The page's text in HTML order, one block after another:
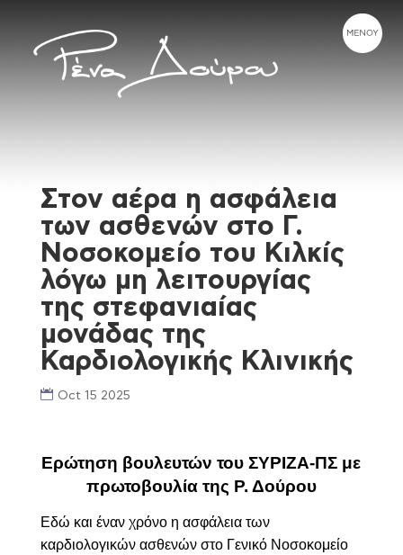
Στον αέρα η ασφάλεια
των ασθενών στο Γ.
Νοσοκομείο του Κιλκίς
λόγω μη λειτουργίας
της στεφανιαίας
μονάδας της
Καρδιολογικής Κλινικής
Oct 15 2025
Ερώτηση βουλευτών του ΣΥΡΙΖΑ-ΠΣ με
πρωτοβουλία της Ρ. Δούρου
Εδώ και έναν χρόνο η ασφάλεια των
καρδιολογικών ασθενών στο Γενικό Νοσοκομείο